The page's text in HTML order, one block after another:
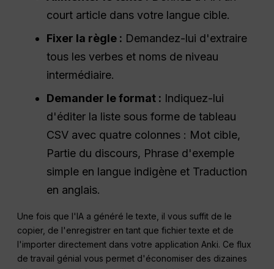
court article dans votre langue cible.
Fixer la règle : Demandez-lui d'extraire
tous les verbes et noms de niveau
intermédiaire.
Demander le format : Indiquez-lui
d'éditer la liste sous forme de tableau
CSV avec quatre colonnes : Mot cible,
Partie du discours, Phrase d'exemple
simple en langue indigène et Traduction
en anglais.
Une fois que l'IA a généré le texte, il vous suffit de le
copier, de l'enregistrer en tant que fichier texte et de
l'importer directement dans votre application Anki. Ce flux
de travail génial vous permet d'économiser des dizaines